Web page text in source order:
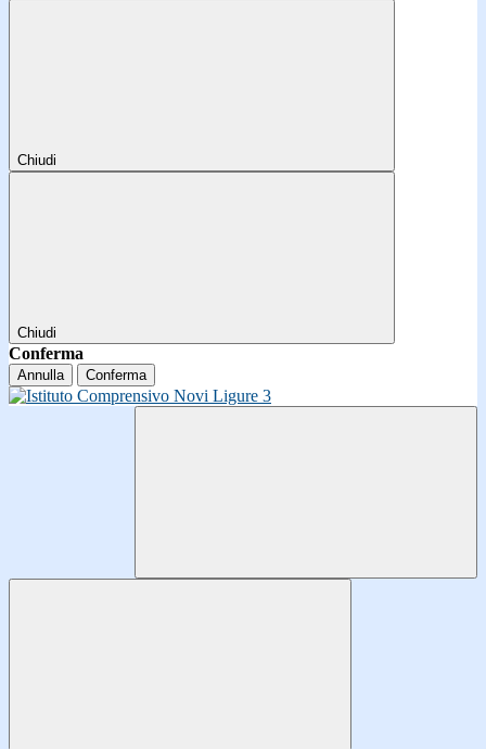
Chiudi
Chiudi
Conferma
Annulla Conferma